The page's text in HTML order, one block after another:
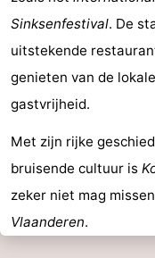
Sinksenfestival. De
uitstekende
genieten van de
gastvrijheid.
Met zijn rijke
bruisende cultuur is
zeker niet mag
Vlaanderen.